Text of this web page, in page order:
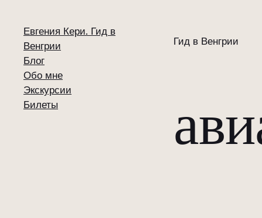
Евгения Кери. Гид в
Венгрии
Блог
Обо мне
Экскурсии
Билеты
Гид в Венгрии